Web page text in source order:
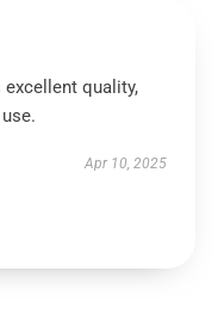
excellent quality,
Apr 10, 2025